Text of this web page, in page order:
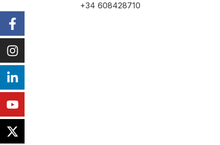
+34 608428710